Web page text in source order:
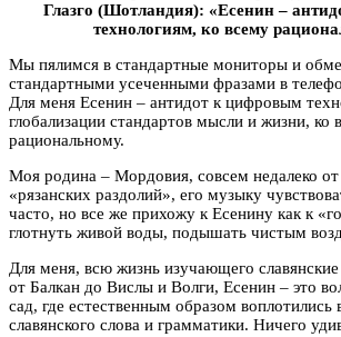
Глазго (Шотландия): «Есенин –
технологиям, ко всему
Мы пялимся в стандартные мониторы и
стандартными усеченными фразами в
Для меня Есенин – антидот к цифровым
глобализации стандартов мысли и жизни, ко
рациональному.
Моя родина – Мордовия, совсем недалеко от
«рязанских раздолий», его музыку
часто, но все же прихожу к Есенину как к
глотнуть живой воды, подышать чистым
Для меня, всю жизнь изучающего
от Балкан до Вислы и Волги, Есенин – это
сад, где естественным образом воплотились
славянского слова и грамматики. Ничего